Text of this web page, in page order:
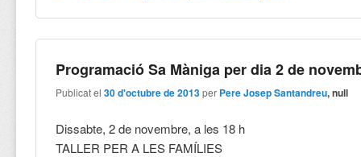
Programació Sa Màniga per dia 2 de
Publicat el30 d'octubre de 2013 per Pere Josep Santandreu, null
Dissabte, 2 de novembre, a les 18 h
TALLER PER A LES FAMÍLIES